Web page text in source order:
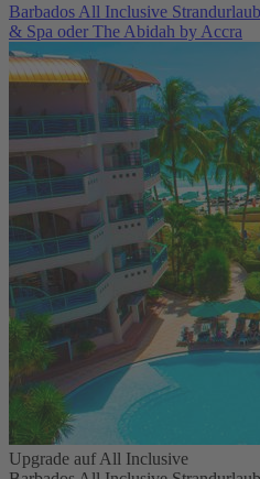
Barbados All Inclusive
& Spa oder The Abidah by Accra
Upgrade auf All Inclusive